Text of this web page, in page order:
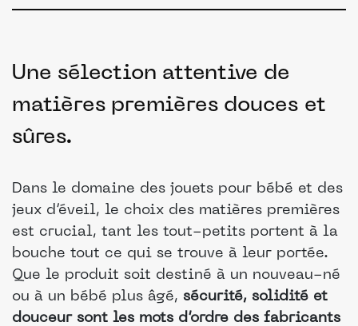
Une sélection attentive de
matières premières douces et
sûres.
Dans le domaine des jouets pour bébé et des
jeux d’éveil, le choix des matières premières
est crucial, tant les tout-petits portent à la
bouche tout ce qui se trouve à leur portée.
Que le produit soit destiné à un nouveau-né
ou à un bébé plus âgé, sécurité, solidité et
douceur sont les mots d’ordre des fabricants